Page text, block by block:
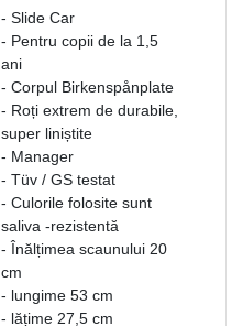
- Slide Car
- Pentru copii de la 1,5
ani
- Corpul Birkenspånplate
- Roți extrem de durabile,
super liniștite
- Manager
- Tüv / GS testat
- Culorile folosite sunt
saliva -rezistentă
- Înălțimea scaunului 20
cm
- lungime 53 cm
- lățime 27,5 cm